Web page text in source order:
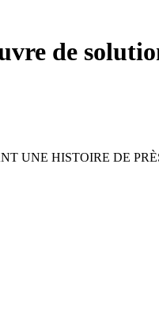
de
UNE HISTOIRE DE